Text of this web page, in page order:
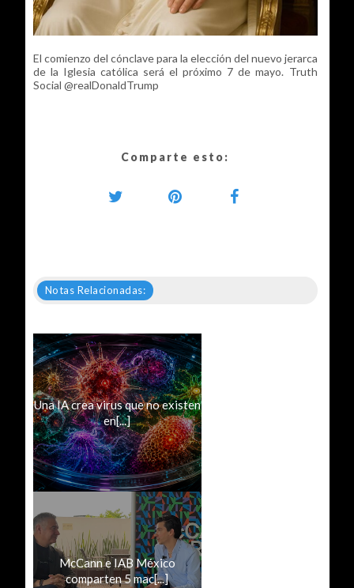
El comienzo del cónclave para la elección del nuevo jerarca
de la Iglesia católica será el próximo 7 de mayo. Truth
Social @realDonaldTrump
Comparte esto:
Notas Relacionadas:
Una IA crea virus que no existen
en[...]
McCann e IAB México
comparten 5 mac[...]